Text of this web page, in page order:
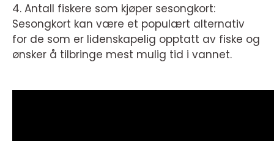
4. Antall fiskere som kjøper sesongkort:
Sesongkort kan være et populært alternativ
for de som er lidenskapelig opptatt av fiske og
ønsker å tilbringe mest mulig tid i vannet.